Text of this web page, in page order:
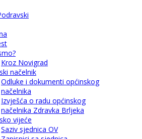
Kroz Novigrad
načelnik
Odluke i dokumenti općinskog
načelnika
Izvješća o radu općinskog
načelnika Zdravka Brljeka
vijeće
Saziv sjednica OV